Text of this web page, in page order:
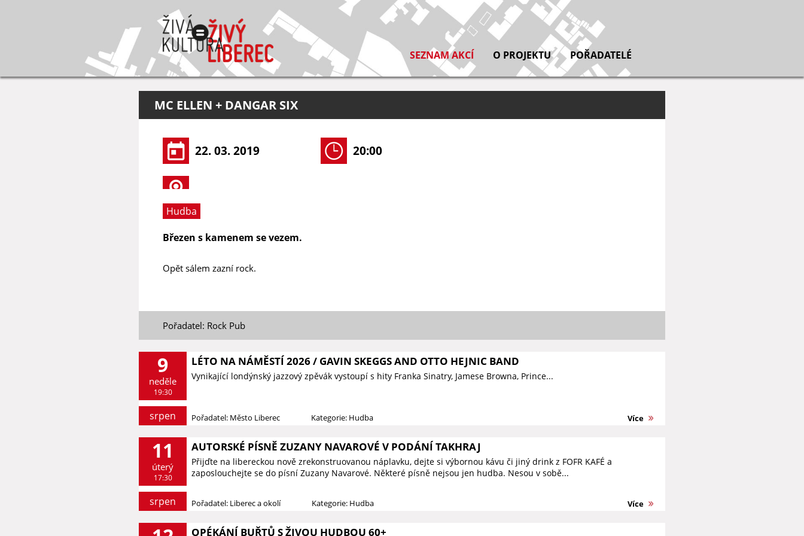
SEZNAM AKCÍ O PROJEKTU POŘADATELÉ
MC ELLEN + DANGAR SIX
22. 03. 2019 20:00
Hudba
Březen s kamenem se vezem.
Opět sálem zazní rock.
Pořadatel: Rock Pub
9
neděle
19:30
srpen
LÉTO NA NÁMĚSTÍ 2026 / GAVIN SKEGGS AND OTTO HEJNIC BAND
Vynikající londýnský jazzový zpěvák vystoupí s hity Franka Sinatry, Jamese Browna, Prince...
Pořadatel: Město Liberec Kategorie: Hudba Více
11
úterý
17:30
srpen
AUTORSKÉ PÍSNĚ ZUZANY NAVAROVÉ V PODÁNÍ TAKHRAJ
Přijďte na libereckou nově zrekonstruovanou náplavku, dejte si výbornou kávu či jiný drink z FOFR KAFÉ a
zaposlouchejte se do písní Zuzany Navarové. Některé písně nejsou jen hudba. Nesou v sobě...
Pořadatel: Liberec a okolí Kategorie: Hudba Více
OPÉKÁNÍ BUŘTŮ S ŽIVOU HUDBOU 60+